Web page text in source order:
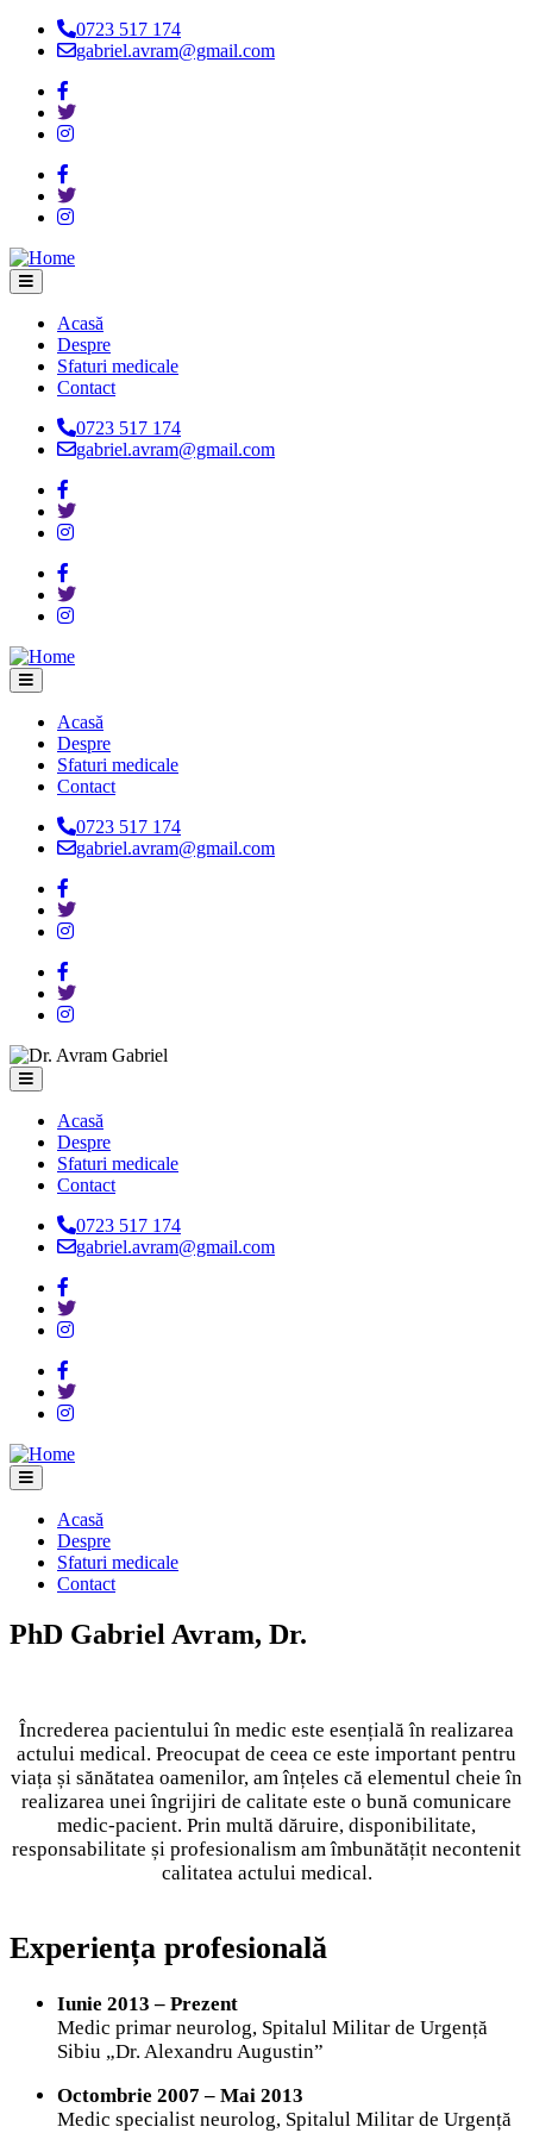
Skip
content
0723 517 174
gabriel.avram@gmail.com
Main
navigation
Acasă
Despre
Sfaturi medicale
Contact
0723 517 174
gabriel.avram@gmail.com
Main
navigation
Acasă
Despre
Sfaturi medicale
Contact
0723 517 174
gabriel.avram@gmail.com
Main
navigation
Acasă
Despre
Sfaturi medicale
Contact
0723 517 174
gabriel.avram@gmail.com
Main
navigation
Acasă
Despre
Sfaturi medicale
Contact
PhD
Gabriel
PhD Gabriel Avram, Dr.
Încrederea pacientului în medic este esențială în realizarea
actului medical. Preocupat de ceea ce este important pentru
viața și sănătatea oamenilor, am înțeles că elementul cheie în
realizarea unei îngrijiri de calitate este o bună comunicare
medic-pacient. Prin multă dăruire, disponibilitate,
responsabilitate și profesionalism am îmbunătățit necontenit
calitatea actului medical.
Experiența profesională
Iunie 2013 – Prezent
Medic primar neurolog, Spitalul Militar de Urgență
Sibiu „Dr. Alexandru Augustin”
Octombrie 2007 – Mai 2013
Medic specialist neurolog, Spitalul Militar de Urgență